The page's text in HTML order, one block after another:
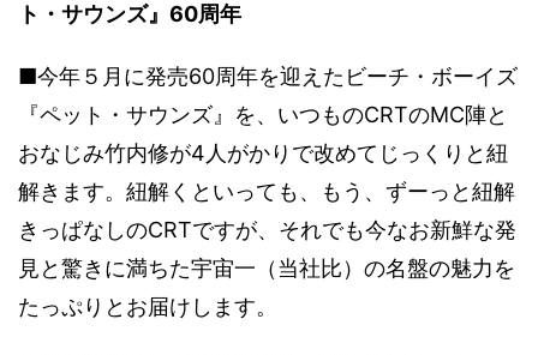
ト・サウンズ』60周年
■今年５月に発売60周年を迎えたビーチ・ボーイズ
『ペット・サウンズ』を、いつものCRTのMC陣と
おなじみ竹内修が4人がかりで改めてじっくりと紐
解きます。紐解くといっても、もう、ずーっと紐解
きっぱなしのCRTですが、それでも今なお新鮮な発
見と驚きに満ちた宇宙一（当社比）の名盤の魅力を
たっぷりとお届けします。